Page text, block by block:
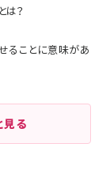
は？
ることに意味があ
見る